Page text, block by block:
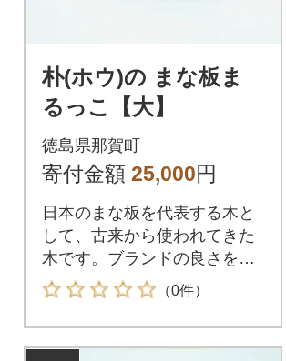
朴(ホウ)の まな板ま
るっこ【大】
徳島県那賀町
寄付金額 25,000円
日本のまな板を代表する木と
して、古来から使われてきた
木です。ブランドの良さを味
わってみてください。
（0件）